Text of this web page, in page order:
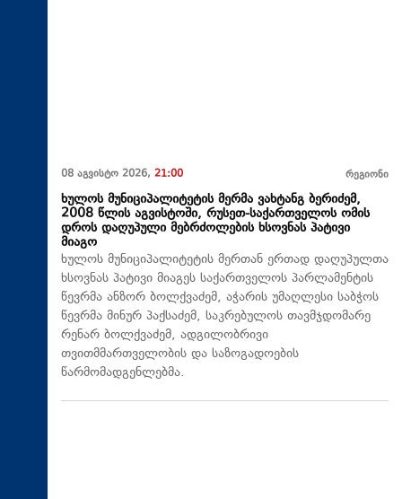
08 აგვისტო 2026, 21:00 რეგიონი
ხულოს მუნიციპალიტეტის მერმა ვახტანგ ბერიძემ,
2008 წლის აგვისტოში, რუსეთ-საქართველოს ომის
დროს დაღუპული მებრძოლების ხსოვნას პატივი
მიაგო
ხულოს მუნიციპალიტეტის მერთან ერთად დაღუპულთა
ხსოვნას პატივი მიაგეს საქართველოს პარლამენტის
წევრმა ანზორ ბოლქვაძემ, აჭარის უმაღლესი საბჭოს
წევრმა მინურ პაქსაძემ, საკრებულოს თავმჯდომარე
რენარ ბოლქვაძემ, ადგილობრივი
თვითმმართველობის და საზოგადოების
წარმომადგენლებმა.